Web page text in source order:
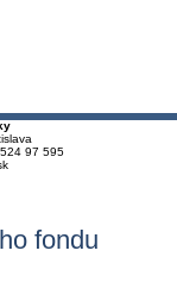
97 595
fondu